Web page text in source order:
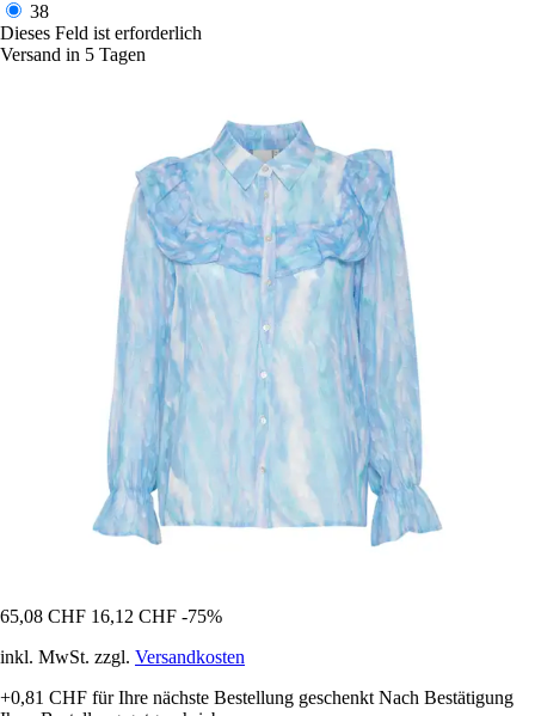
38
Dieses Feld ist erforderlich
Versand in 5 Tagen
65,08 CHF 16,12 CHF -75%
inkl. MwSt. zzgl. Versandkosten
+0,81 CHF für Ihre nächste Bestellung geschenkt Nach Bestätigung